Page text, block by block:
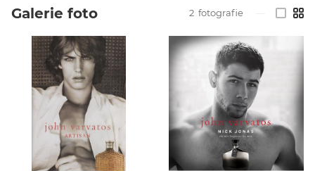
vândute
Galerie foto 2 fotografie